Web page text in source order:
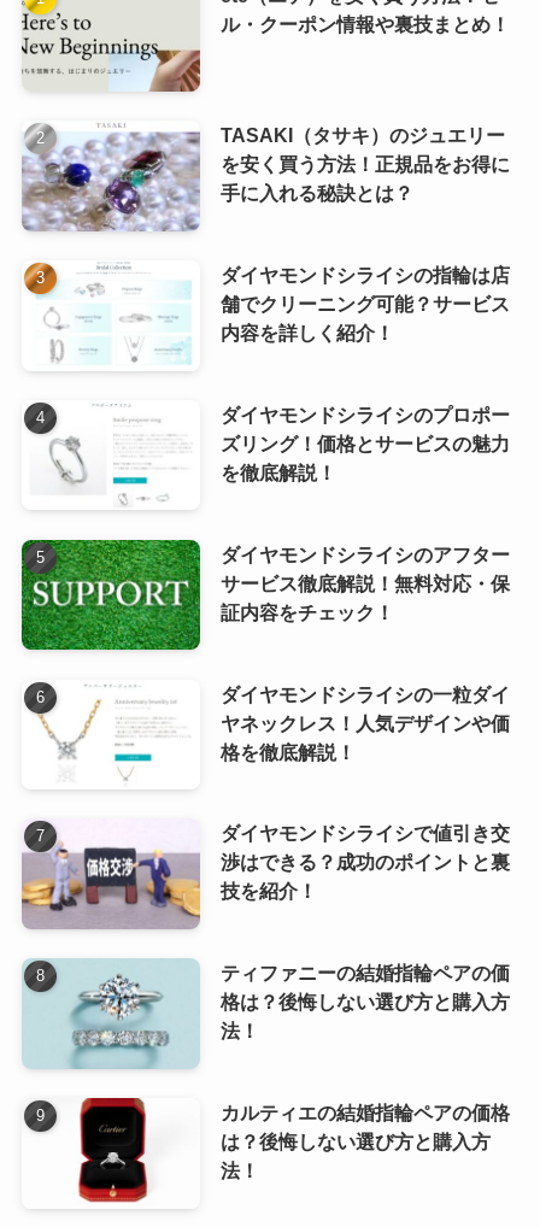
ル・クーポン情報や裏技まとめ！
TASAKI（タサキ）のジュエリー
を安く買う方法！正規品をお得に
手に入れる秘訣とは？
ダイヤモンドシライシの指輪は店
舗でクリーニング可能？サービス
内容を詳しく紹介！
ダイヤモンドシライシのプロポー
ズリング！価格とサービスの魅力
を徹底解説！
ダイヤモンドシライシのアフター
サービス徹底解説！無料対応・保
証内容をチェック！
ダイヤモンドシライシの一粒ダイ
ヤネックレス！人気デザインや価
格を徹底解説！
ダイヤモンドシライシで値引き交
渉はできる？成功のポイントと裏
技を紹介！
ティファニーの結婚指輪ペアの価
格は？後悔しない選び方と購入方
法！
カルティエの結婚指輪ペアの価格
は？後悔しない選び方と購入方
法！